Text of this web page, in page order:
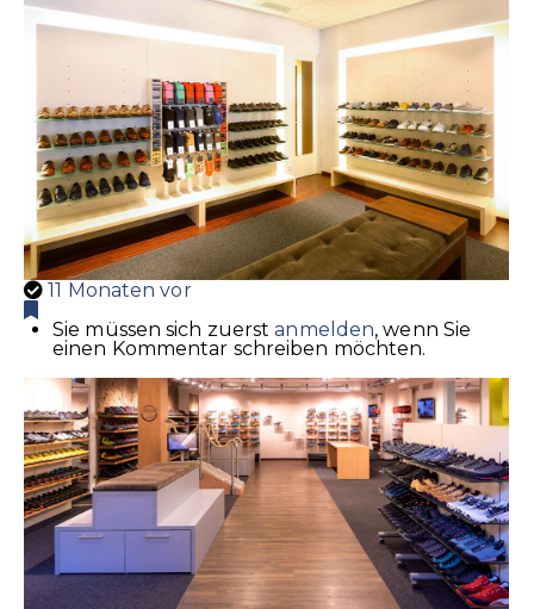
11 Monaten vor
Sie müssen sich zuerstanmelden, wenn Sie
einen Kommentar schreiben möchten.